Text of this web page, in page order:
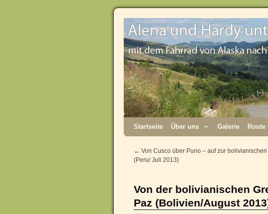
Startseite Über uns Galerie Route
← Von Cusco über Puno – auf zur bolivianischen
(Peru/ Juli 2013)
Von der bolivianischen
Paz (Bolivien/August